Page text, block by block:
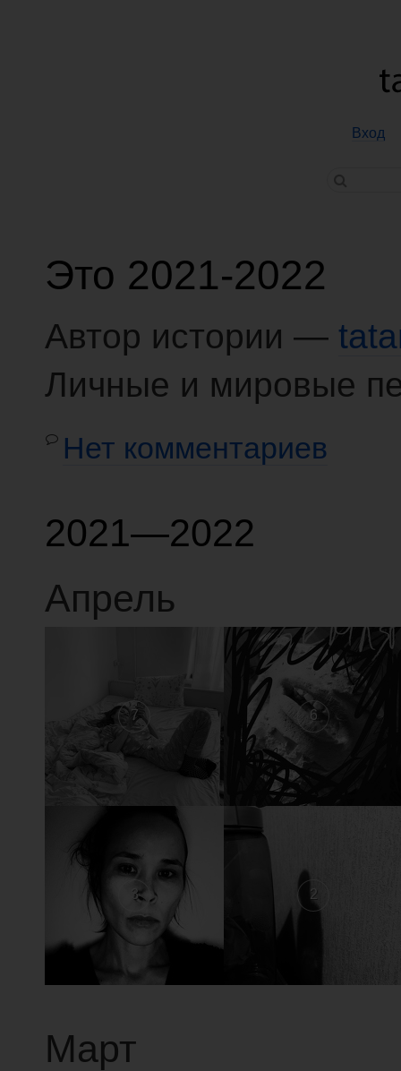
Вход
Это 2021-2022
Автор истории —
Личные и мировые
Нет комментариев
2021—2022
Апрель
7 6
3 2
Март